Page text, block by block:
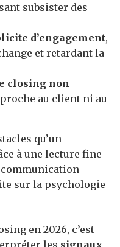
subsister des
d’engagement,
et retardant la
closing non
au client ni au
qu’un
à une lecture fine
communication
sur la psychologie
en 2026, c’est
les signaux